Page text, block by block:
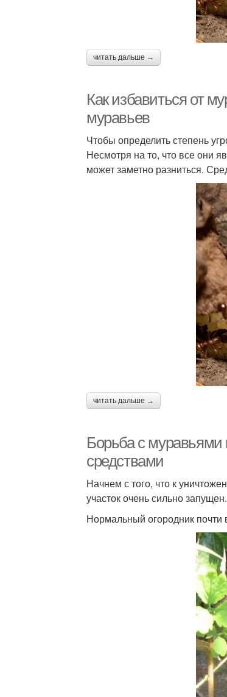
читать дальше →
Как избавиться от
муравьев
Чтобы определить степень
Несмотря на то, что все они
может заметно разниться.
читать дальше →
Борьба с муравьями
средствами
Начнем с того, что к
участок очень сильно запущен.
Нормальный огородник